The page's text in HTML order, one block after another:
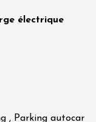
électrique
, Parking autocar